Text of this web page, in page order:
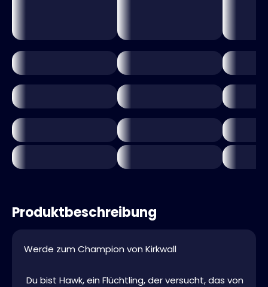
Produktbeschreibung
Werde zum Champion von Kirkwall
Du bist Hawk, ein Flüchtling, der versucht, das von